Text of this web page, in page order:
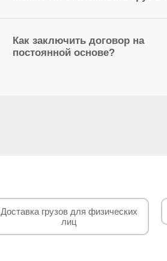
Как заключить договор на
постоянной основе?
Доставка грузов для физических
лиц